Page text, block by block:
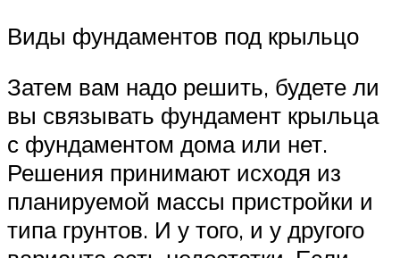
Виды фундаментов под крыльцо
Затем вам надо решить, будете ли
вы связывать фундамент крыльца
с фундаментом дома или нет.
Решения принимают исходя из
планируемой массы пристройки и
типа грунтов. И у того, и у другого